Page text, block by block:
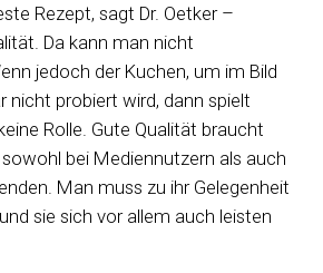
Rezept, sagt Dr. Oetker –
Da kann man nicht
jedoch der Kuchen, um im Bild
nicht probiert wird, dann spielt
Rolle. Gute Qualität braucht
bei Mediennutzern als auch
Man muss zu ihr Gelegenheit
sie sich vor allem auch leisten